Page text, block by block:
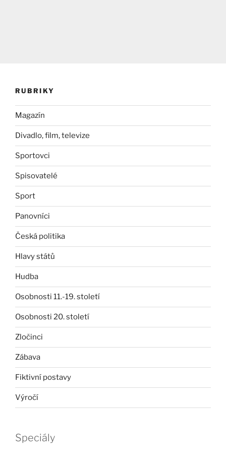
RUBRIKY
Magazín
Divadlo, film, televize
Sportovci
Spisovatelé
Sport
Panovníci
Česká politika
Hlavy států
Hudba
Osobnosti 11.-19. století
Osobnosti 20. století
Zločinci
Zábava
Fiktivní postavy
Výročí
Speciály